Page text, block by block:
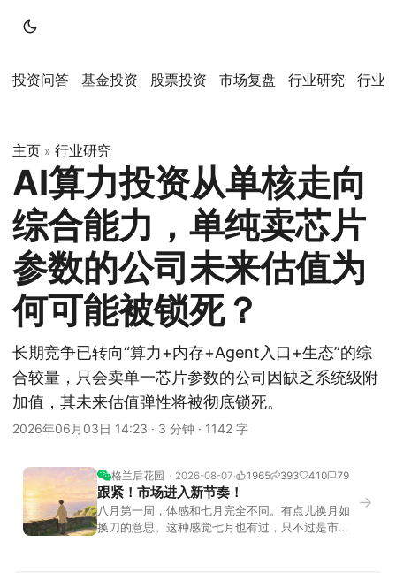
投资问答 基金投资 股票投资 市场复盘 行业研究 行业
主页 » 行业研究
AI算力投资从单核走向
综合能力，单纯卖芯片
参数的公司未来估值为
何可能被锁死？
长期竞争已转向“算力+内存+Agent入口+生态”的综
合较量，只会卖单一芯片参数的公司因缺乏系统级附
加值，其未来估值弹性将被彻底锁死。
2026年06月03日 14:23 · 3 分钟 · 1142 字
格兰后花园 2026-08-07 1965 393 410 79
跟紧！市场进入新节奏！
八月第一周，体感和七月完全不同。有点儿换月如
换刀的意思。这种感觉七月也有过，只不过是市场
→